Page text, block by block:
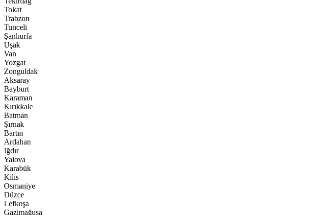
Tokat
Trabzon
Tunceli
Şanlıurfa
Uşak
Van
Yozgat
Zonguldak
Aksaray
Bayburt
Karaman
Kırıkkale
Batman
Şırnak
Bartın
Ardahan
Iğdır
Yalova
Karabük
Kilis
Osmaniye
Düzce
Lefkoşa
Gazimağusa